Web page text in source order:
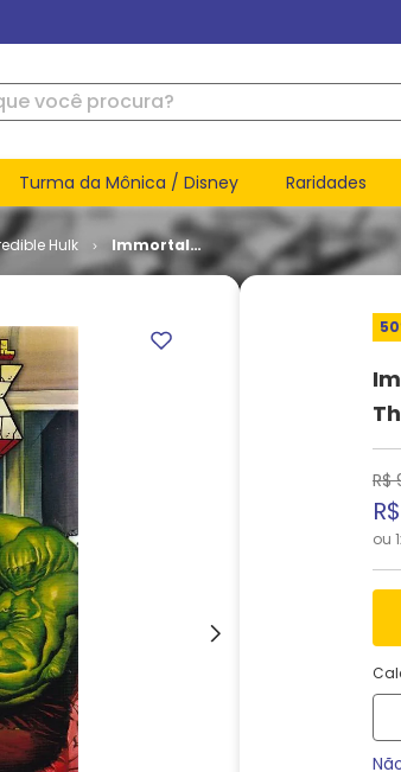
você procura?
Turma da Mônica / Disney Raridades
Hulk
Immortal
Hulk # 9 -
One There
Is (TPB)
R$
R$
ou 1